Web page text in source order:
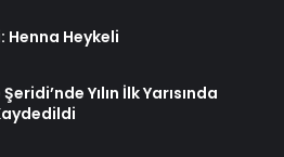
Henna Heykeli
Yılın İlk Yarısında